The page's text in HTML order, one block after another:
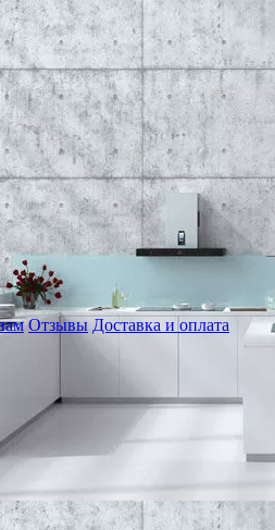
Отзывы Доставка и оплата